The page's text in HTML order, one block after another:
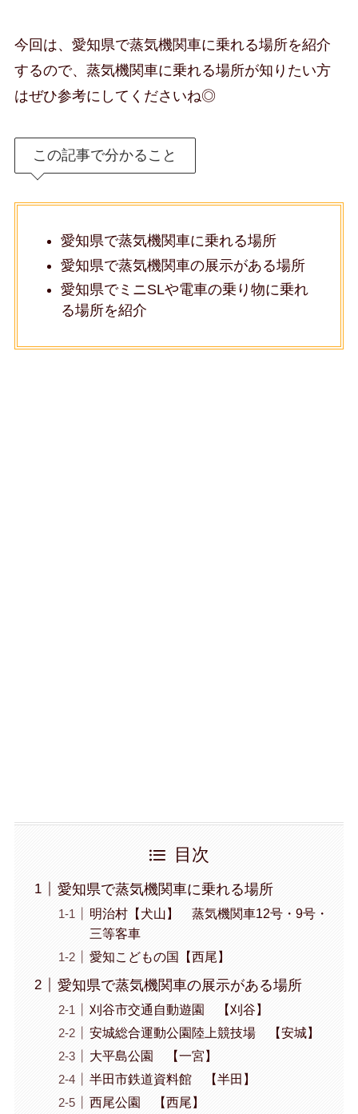
今回は、愛知県で蒸気機関車に乗れる場所を紹介
するので、蒸気機関車に乗れる場所が知りたい方
はぜひ参考にしてくださいね◎
この記事で分かること
愛知県で蒸気機関車に乗れる場所
愛知県で蒸気機関車の展示がある場所
愛知県でミニSLや電車の乗り物に乗れ
る場所を紹介
目次
愛知県で蒸気機関車に乗れる場所
明治村【犬山】 蒸気機関車12号・9号・
三等客車
愛知こどもの国【西尾】
愛知県で蒸気機関車の展示がある場所
刈谷市交通自動遊園 【刈谷】
安城総合運動公園陸上競技場 【安城】
大平島公園 【一宮】
半田市鉄道資料館 【半田】
西尾公園 【西尾】